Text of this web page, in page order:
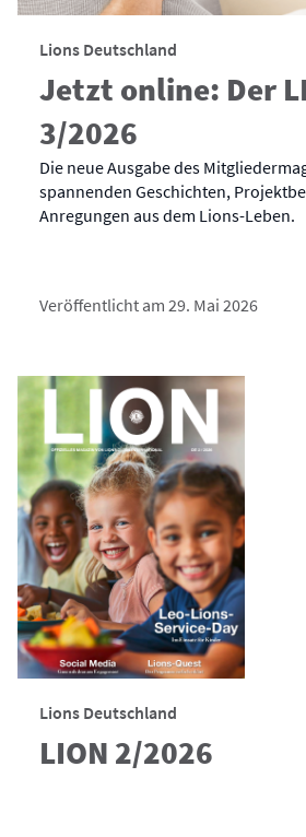
Lions Deutschland
Jetzt online: Der
3/2026
Die neue Ausgabe des
spannenden Geschichten,
Anregungen aus dem Lions-Leben.
Veröffentlicht am 29. Mai 2026
Lions Deutschland
LION 2/2026